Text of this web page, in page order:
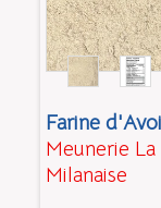
Farine
Meunerie La
Milanaise